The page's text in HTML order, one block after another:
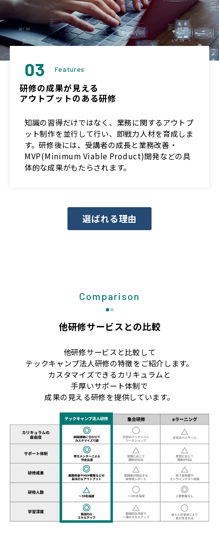
03 Features
研修の成果が見える
アウトプットのある研修
知識の習得だけではなく、業務に関するアウトプ
ット制作を並行して行い、即戦力人材を育成しま
す。研修後には、受講者の成長と業務改善・
MVP(Minimum Viable Product)開発などの具
体的な成果がもたらされます。
選ばれる理由
Comparison
他研修サービスとの比較
他研修サービスと比較して
テックキャンプ法人研修の特徴をご紹介します。
カスタマイズできるカリキュラムと
手厚いサポート体制で
成果の見える研修を提供しています。